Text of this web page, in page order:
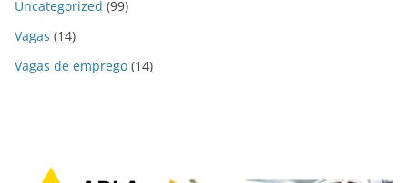
Uncategorized (99)
Vagas (14)
Vagas de emprego (14)